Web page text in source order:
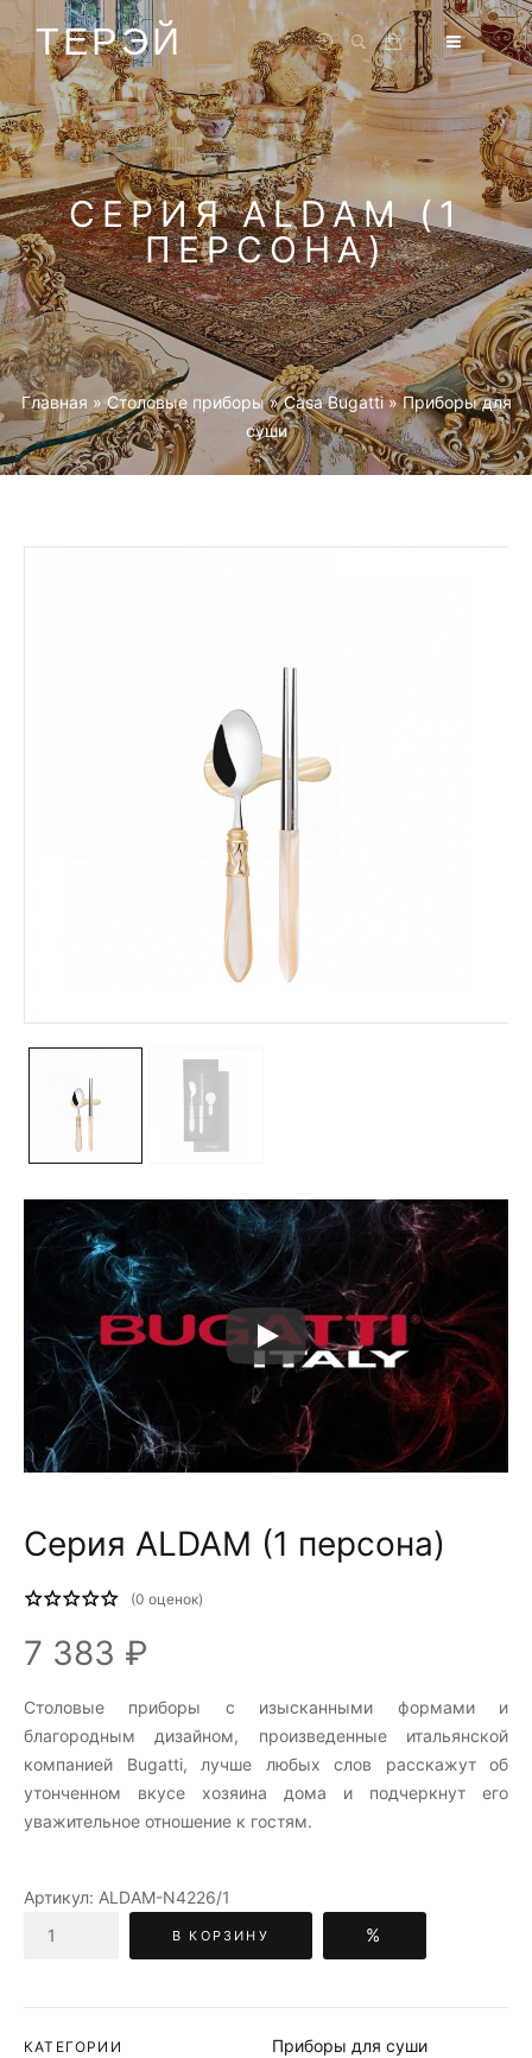
ТЕРЭЙ
СЕРИЯ ALDAM (1
ПЕРСОНА)
Главная »Столовые приборы »Casa Bugatti »Приборы для
суши
Серия ALDAM (1 персона)
(0 оценок)
7 383 ₽
Столовые приборы c изысканными формами и
благородным дизайном, произведенные итальянской
компанией Bugatti, лучше любых слов расскажут об
утонченном вкусе хозяина дома и подчеркнут его
уважительное отношение к гостям.
Артикул: ALDAM-N4226/1
В КОРЗИНУ %
КАТЕГОРИИ Приборы для суши